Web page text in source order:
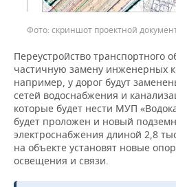
скриншот проектной
Переустройство транспортного
частичную замену инженерных
например, у дорог будут
сетей водоснабжения и
которые будет нести МУП
будет проложен и новый
электроснабжения длиной 2,8
на объекте установят новые
освещения и связи.